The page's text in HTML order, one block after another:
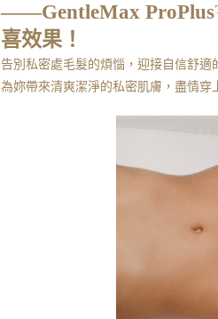
——GentleMax
喜效果！
告別私密處毛髮的煩惱，迎接自信舒
為妳帶來清爽潔淨的私密肌膚，盡情穿